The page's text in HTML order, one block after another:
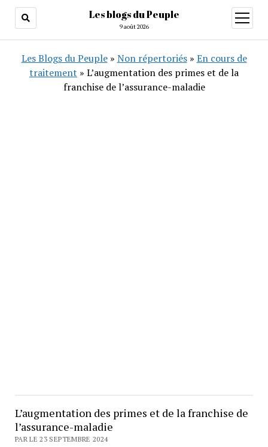
Les blogs du Peuple
9 août 2026
ouvrir
menu
Les Blogs du Peuple» Non répertoriés» En cours de
traitement » L’augmentation des primes et de la
franchise de l’assurance-maladie
L’augmentation des primes et de la franchise de
l’assurance-maladie
PAR LE 23 SEPTEMBRE 2024